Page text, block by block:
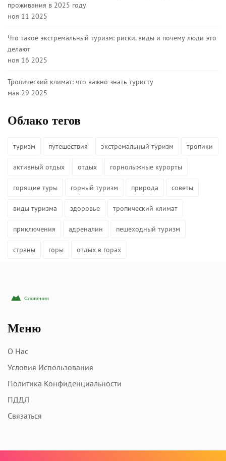
проживания в 2025 году
ноя 11 2025
Что такое экстремальный туризм: риски, виды и почему люди это
делают
ноя 16 2025
Тропический климат: что важно знать туристу
мая 29 2025
Облако тегов
туризм путешествия экстремальный туризм тропики
активный отдых отдых горнолыжные курорты
горящие туры горный туризм природа советы
виды туризма здоровье тропический климат
приключения адреналин пешеходный туризм
страны горы отдых в горах
Меню
О Нас
Условия Использования
Политика Конфиденциальности
ПДДЛ
Связаться